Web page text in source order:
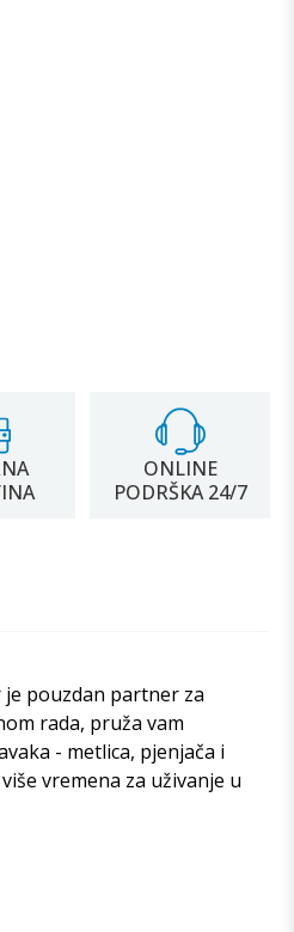
ONLINE
PODRŠKA 24/7
je pouzdan partner za
rada, pruža vam
- metlica, pjenjača i
vremena za uživanje u